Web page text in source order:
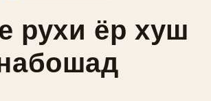
рухи ёр хуш